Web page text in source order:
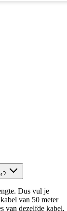
Dus vul je
van 50 meter
van dezelfde kabel,